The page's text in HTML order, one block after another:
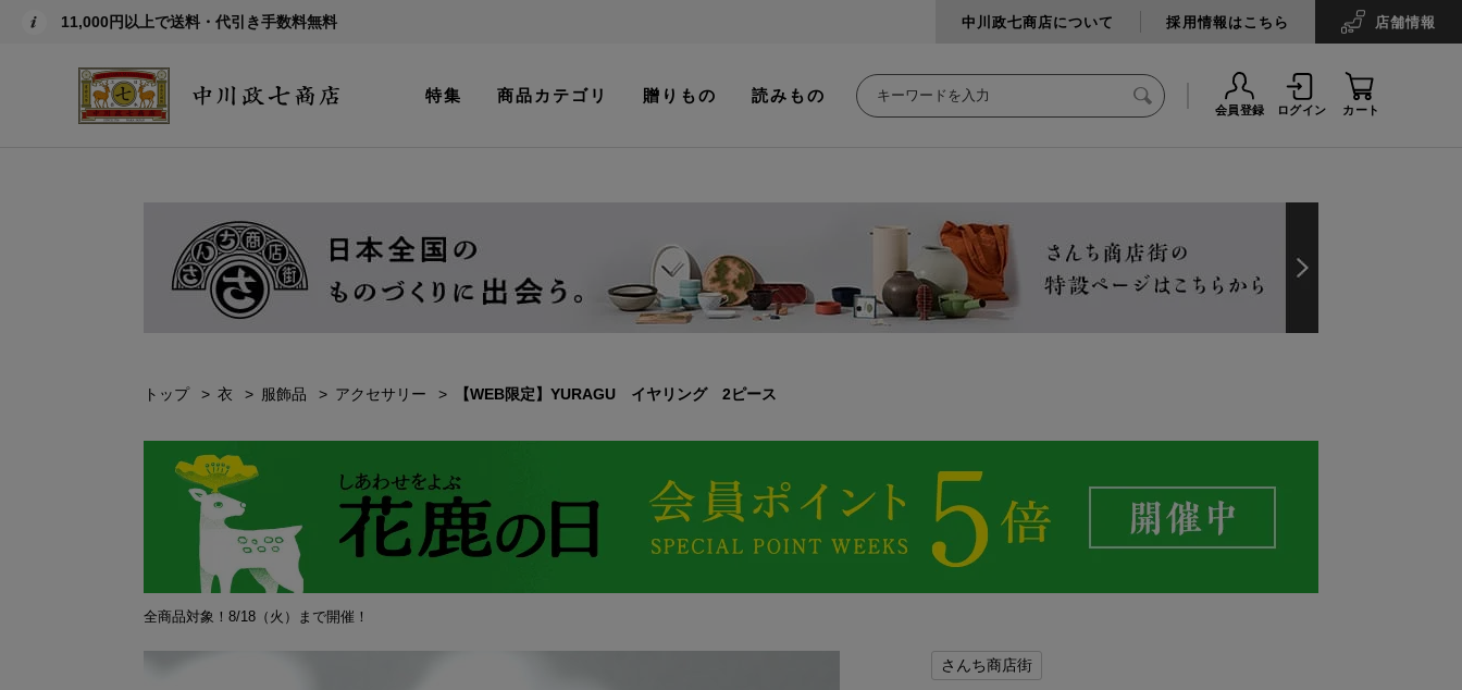
11,000円以上で送料・代引き手数料無料 中川政七商店について 採用情報はこちら 店舗情報
特集 商品カテゴリ 贈りもの 読みもの
会員登録 ログイン カート
トップ 衣 服飾品 アクセサリー 【WEB限定】YURAGU イヤリング 2ピース
全商品対象！8/18（火）まで開催！
さんち商店街